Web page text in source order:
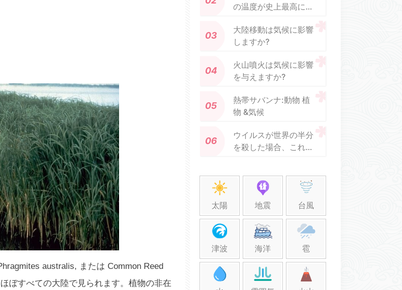
australis, または Common Reed
ぼすべての大陸で見られます。植物の非在
の温度が史上最高に達
大陸移​​動は気候に影響
しますか?
火山噴火は気候に影響
を与えますか?
熱帯サバンナ:動物 植
物 &気候
ウイルスが世界の半分
を殺した場合、これは
太陽 地震 台風
津波 海洋 雹